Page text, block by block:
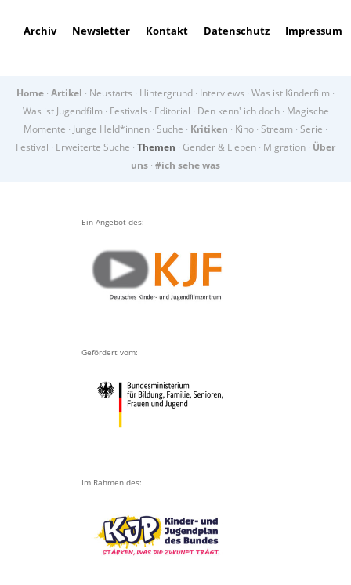
Archiv Newsletter Kontakt Datenschutz Impressum
Home · Artikel · Neustarts · Hintergrund · Interviews · Was ist Kinderfilm ·
Was ist Jugendfilm · Festivals · Editorial · Den kenn' ich doch· Magische
Momente · Junge Held*innen · Suche · Kritiken · Kino · Stream · Serie ·
Festival · Erweiterte Suche · Themen · Gender & Lieben · Migration · Über
uns · #ich sehe was
Ein Angebot des:
Gefördert vom:
Im Rahmen des: